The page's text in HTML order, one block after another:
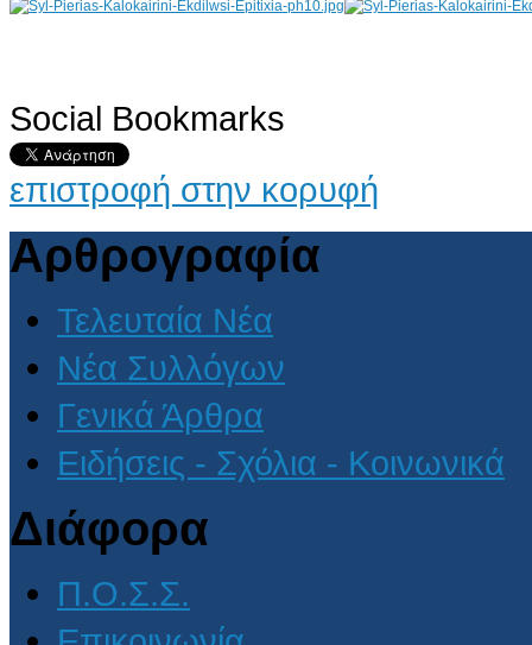
AdmirorGallery 4.5.0, author/s Vasiljevski& Kekeljevic
Social Bookmarks
επιστροφή στην κορυφή
Αρθρογραφία
Τελευταία Νέα
Νέα Συλλόγων
Γενικά Άρθρα
Ειδήσεις - Σχόλια - Κοινωνικά
Διάφορα
Π.Ο.Σ.Σ.